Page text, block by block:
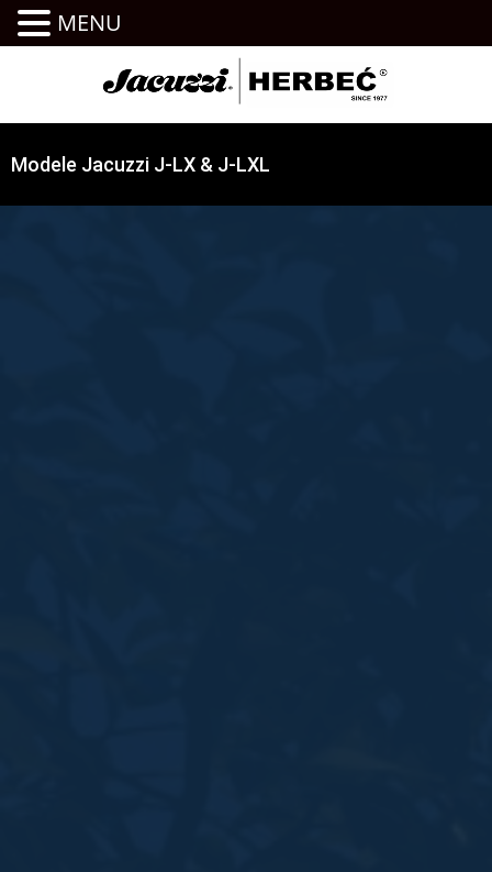
Modele Jacuzzi J-LX & J-LXL
MENU